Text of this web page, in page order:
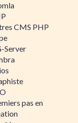
CMS PHP
Server
pas en